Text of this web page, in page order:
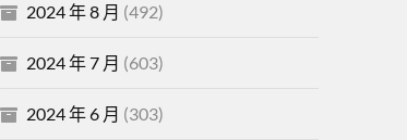
2024 年 8 月 (492)
2024 年 7 月 (603)
2024 年 6 月 (303)